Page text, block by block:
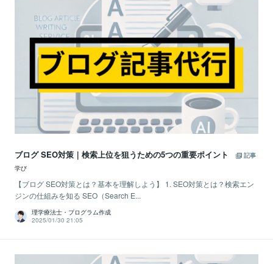
ブログ SEO対策｜検索上位を狙うための5つの重要ポイント
記事
学び
【ブログ SEO対策とは？基本を理解しよう】 1. SEO対策とは？検索エン
ジンの仕組みを知る SEO（Search E...
理学療法士・プログラム作成
2025/01/30 21:05